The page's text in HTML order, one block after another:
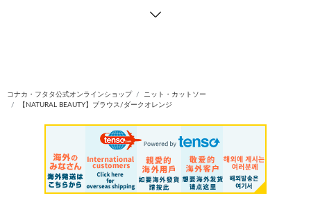
コナカ・フタタ公式オンラインショップ
ニット・カットソー
【NATURAL BEAUTY】ブラウス/ダークオレンジ